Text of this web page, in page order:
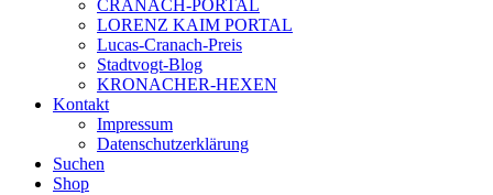
CRANACH-PORTAL
LORENZ KAIM PORTAL
Lucas-Cranach-Preis
Stadtvogt-Blog
KRONACHER-HEXEN
Kontakt
Impressum
Datenschutzerklärung
Suchen
Shop